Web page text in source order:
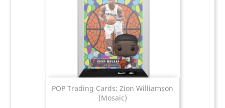
POP Trading Cards: Zion Williamson
(Mosaic)